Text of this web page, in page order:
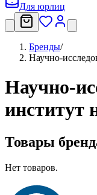
Для юрлиц
Бренды/
Научно-
Научно-
институт
Товары
Нет товаров.